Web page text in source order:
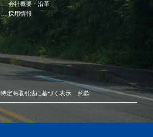
会社概要・沿革
採用情報
特定商取引法に基づく表示 約款